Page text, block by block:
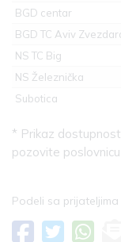
BGD centar
BGD TC Aviv
NS TC Big
NS Železnička
Subotica
* Prikaz
pozovite poslovnicu
Podeli sa prijateljima